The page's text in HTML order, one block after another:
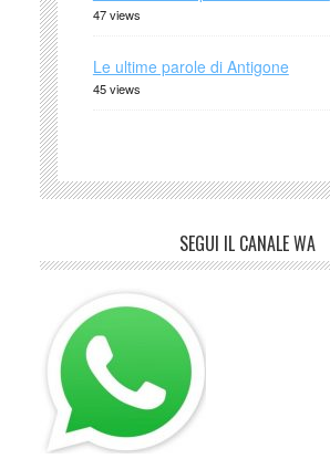
47 views
Le ultime parole di Antigone
45 views
SEGUI IL CANALE WA